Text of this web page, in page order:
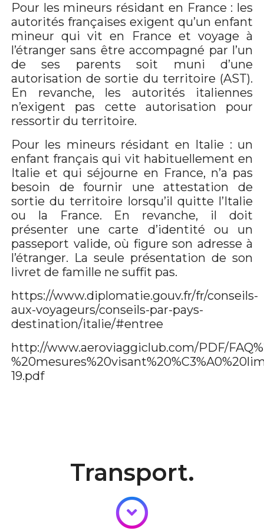
Pour les mineurs résidant en France : les
autorités françaises exigent qu’un enfant
mineur qui vit en France et voyage à
l’étranger sans être accompagné par l’un
de ses parents soit muni d’une
autorisation de sortie du territoire (AST).
En revanche, les autorités italiennes
n’exigent pas cette autorisation pour
ressortir du territoire.
Pour les mineurs résidant en Italie : un
enfant français qui vit habituellement en
Italie et qui séjourne en France, n’a pas
besoin de fournir une attestation de
sortie du territoire lorsqu’il quitte l’Italie
ou la France. En revanche, il doit
présenter une carte d’identité ou un
passeport valide, où figure son adresse à
l’étranger. La seule présentation de son
livret de famille ne suffit pas.
https://www.diplomatie.gouv.fr/fr/conseils-
aux-voyageurs/conseils-par-pays-
destination/italie/#entree
http://www.aeroviaggiclub.com/PDF/
19.pdf
Transport.